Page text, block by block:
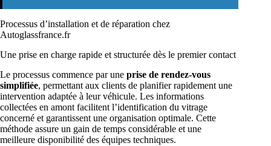
Processus d’installation et de réparation chez
Autoglassfrance.fr
Une prise en charge rapide et structurée dès le premier contact
Le processus commence par une prise de rendez-vous
simplifiée, permettant aux clients de planifier rapidement une
intervention adaptée à leur véhicule. Les informations
collectées en amont facilitent l’identification du vitrage
concerné et garantissent une organisation optimale. Cette
méthode assure un gain de temps considérable et une
meilleure disponibilité des équipes techniques.